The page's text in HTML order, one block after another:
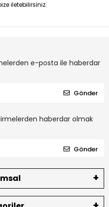
iletebilirsiniz.
e-posta ile haberdar
Gönder
haberdar olmak
Gönder